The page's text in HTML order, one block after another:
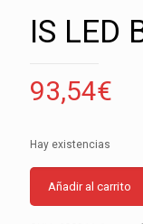
IS LED
93,54€
Hay existencias
Añadir al carrito